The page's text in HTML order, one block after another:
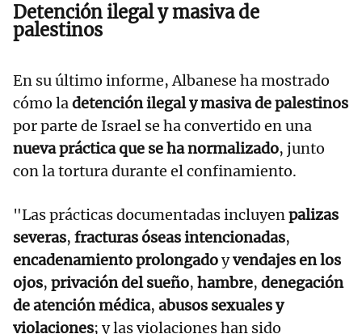
Detención ilegal y masiva de
palestinos
En su último informe, Albanese ha mostrado
cómo ladetención ilegal y masiva de palestinos
por parte de Israel se ha convertido en una
nueva práctica que se ha normalizado, junto
con la tortura durante el confinamiento.
"Las prácticas documentadas incluyenpalizas
severas, fracturas óseas intencionadas,
encadenamiento prolongadoyvendajes en los
ojos, privación del sueño, hambre, denegación
de atención médica, abusos sexuales y
violaciones; y las violaciones han sido